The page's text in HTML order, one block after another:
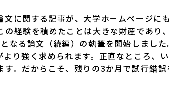
に関する記事が、大学ホームページに
経験を積めたことは大きな財産であり
なる論文（続編）の執筆を開始しまし
より強く求められます。正直なところ、
す。だからこそ、残りの3か月で試行錯